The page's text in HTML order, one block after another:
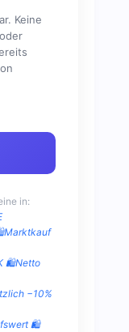
Keine
in:
🛍️Netto
−10%
🛍️